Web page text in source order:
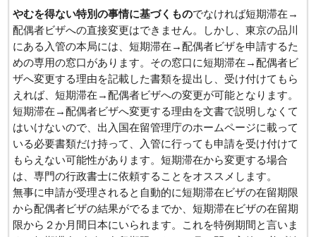
やむを得ない特別の事情に基づくものでなければ短期滞在→
配偶者ビザへの直接変更はできません。しかし、東京の品川
にある入管の本局には、短期滞在→配偶者ビザを申請するた
めの専用の窓口があります。その窓口に短期滞在→配偶者ビ
ザへ変更する理由を記載した書類を提出し、受け付けてもら
えれば、短期滞在→配偶者ビザへの変更が可能となります。
短期滞在→配偶者ビザへ変更する理由を文書で説明しなくて
はいけないので、出入国在留管理庁のホームページに載って
いる必要書類だけ持って、入管に行っても申請を受け付けて
もらえない可能性があります。短期滞在から変更する場合
は、専門の行政書士に依頼することをオススメします。
無事に申請が受理されると自動的に短期滞在ビザの在留期限
から配偶者ビザの結果がでるまでか、短期滞在ビザの在留期
限から２か月間日本にいられます。これを特例期間と言いま